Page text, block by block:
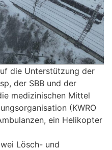
die Unterstützung der
der SBB und der
medizinischen Mittel
(KWRO
ein Helikopter
Lösch- und